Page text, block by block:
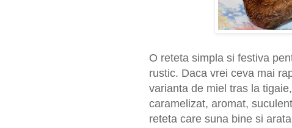
O reteta simpla si festiva
rustic. Daca vrei ceva mai
varianta de miel tras la
caramelizat, aromat,
reteta care suna bine si